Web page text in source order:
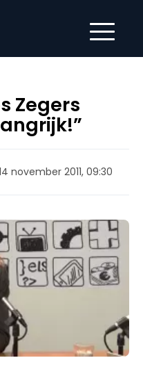
Zegers
november 2011, 09:30